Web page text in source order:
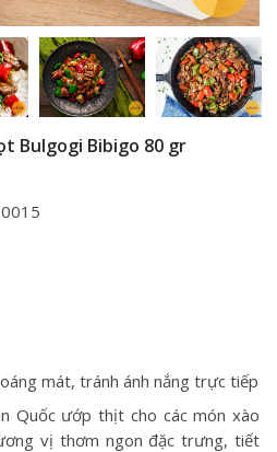
Bulgogi Bibigo 80 gr
mát, tránh ánh nắng trực tiếp
Quốcướp thịt cho các món xào
vị thơm ngon đặc trưng, tiết